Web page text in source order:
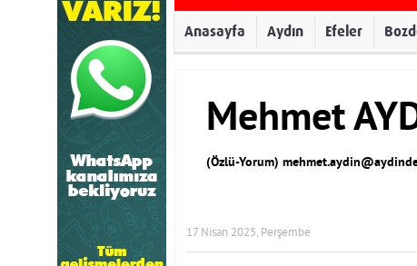
Anasayfa Aydın Efeler
Mehmet
(Özlü-Yorum)
17 Nisan 2025, Perşembe